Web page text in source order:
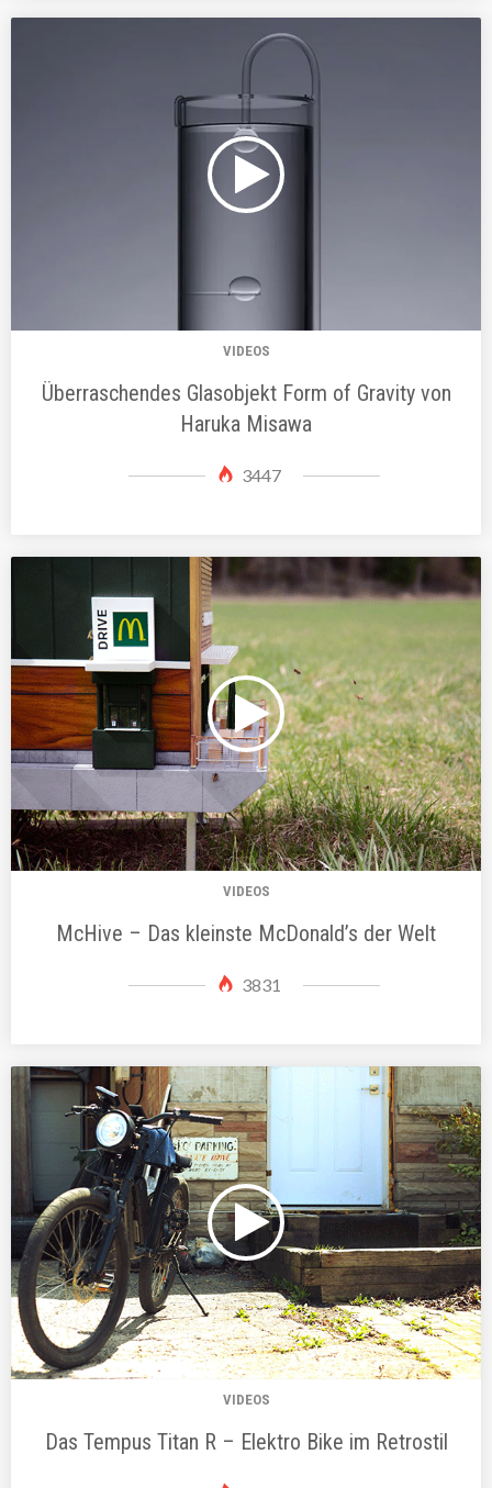
VIDEOS
Überraschendes Glasobjekt Form of Gravity von
Haruka Misawa
3447
VIDEOS
McHive – Das kleinste McDonald’s der Welt
3831
VIDEOS
Das Tempus Titan R – Elektro Bike im Retrostil